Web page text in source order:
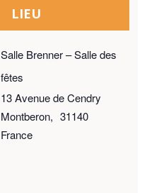
LIEU
Salle Brenner – Salle des
fêtes
13 Avenue de Cendry
Montberon, 31140
France